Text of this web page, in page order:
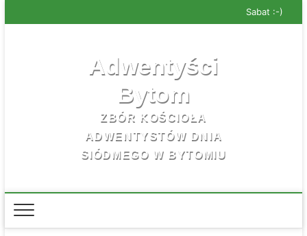
to
Sabat :-)
Adwentyści
Bytom
ZBÓR KOŚCIOŁA
ADWENTYSTÓW DNIA
SIÓDMEGO W BYTOMIU